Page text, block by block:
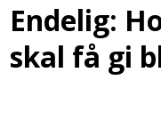
Endelig:
skal få gi